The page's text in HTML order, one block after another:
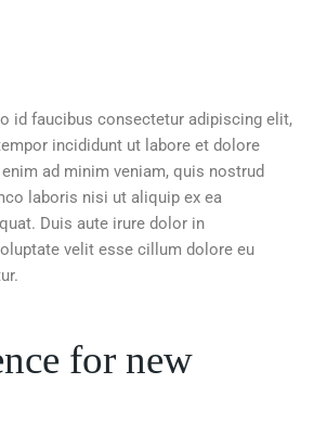
id faucibus consectetur adipiscing elit,
incididunt ut labore et dolore
ad minim veniam, quis nostrud
laboris nisi ut aliquip ex ea
Duis aute irure dolor in
velit esse cillum dolore eu
for new